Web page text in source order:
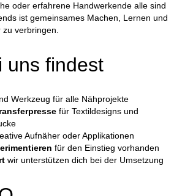
oder erfahrene Handwerkende alle sind
ist gemeinsames Machen, Lernen und
verbringen.
uns findest
Werkzeug für alle Nähprojekte
für Textildesigns und
Aufnäher oder Applikationen
für den Einstieg vorhanden
wir unterstützen dich bei der Umsetzung